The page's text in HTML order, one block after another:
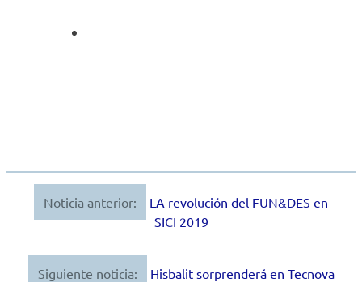
Navegación
entradas
Noticia anterior:
LA revolución del FUN&DES en
SICI 2019
Siguiente noticia:
Hisbalit sorprenderá en Tecnova